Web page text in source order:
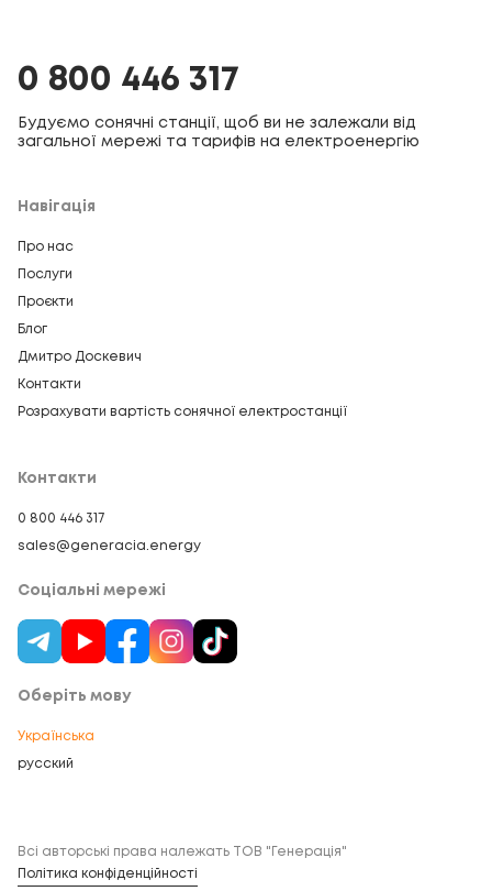
0 800 446 317
Будуємо сонячні станції, щоб ви не залежали від
загальної мережі та тарифів на електроенергію
Навігація
Про нас
Послуги
Проєкти
Блог
Дмитро Доскевич
Контакти
Розрахувати вартість сонячної електростанції
Контакти
0 800 446 317
sales@generacia.energy
Соціальні мережі
Оберіть мову
Українська
русский
Всі авторські права належать ТОВ "Генерація"
Політика конфіденційності